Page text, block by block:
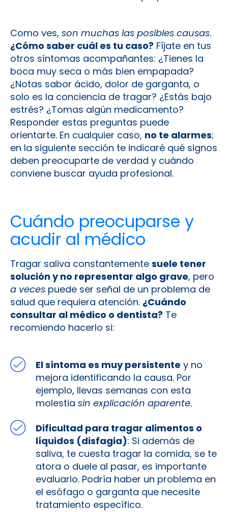
Como ves, son muchas las posibles causas.
¿Cómo saber cuál es tu caso? Fíjate en tus
otros síntomas acompañantes: ¿Tienes la
boca muy seca o más bien empapada?
¿Notas sabor ácido, dolor de garganta, o
solo es la conciencia de tragar? ¿Estás bajo
estrés? ¿Tomas algún medicamento?
Responder estas preguntas puede
orientarte. En cualquier caso, no te alarmes;
en la siguiente sección te indicaré qué signos
deben preocuparte de verdad y cuándo
conviene buscar ayuda profesional.
Cuándo preocuparse y
acudir al médico
Tragar saliva constantemente suele tener
solución y no representar algo grave, pero
a veces puede ser señal de un problema de
salud que requiera atención. ¿Cuándo
consultar al médico o dentista? Te
recomiendo hacerlo si:
El síntoma es muy persistente y no
mejora identificando la causa. Por
ejemplo, llevas semanas con esta
molestia sin explicación aparente.
Dificultad para tragar alimentos o
líquidos (disfagia): Si además de
saliva, te cuesta tragar la comida, se te
atora o duele al pasar, es importante
evaluarlo. Podría haber un problema en
el esófago o garganta que necesite
tratamiento específico​.